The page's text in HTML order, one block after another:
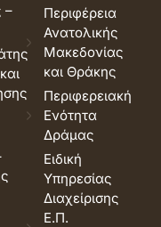
–
Περιφέρεια
Ανατολικής
Μακεδονίας
και Θράκης
Περιφερειακή
Ενότητα
Δράμας
Ειδική
Υπηρεσίας
Διαχείρισης
Ε.Π.